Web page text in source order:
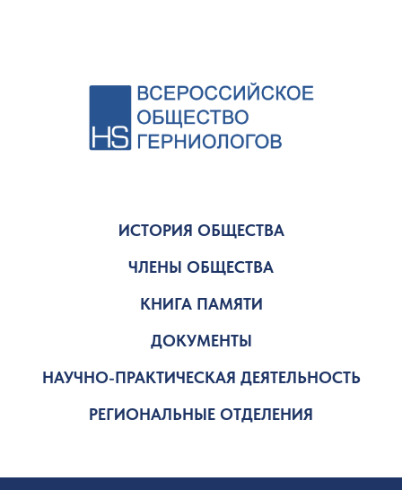
ИСТОРИЯ ОБЩЕСТВА
ЧЛЕНЫ ОБЩЕСТВА
КНИГА ПАМЯТИ
ДОКУМЕНТЫ
НАУЧНО-ПРАКТИЧЕСКАЯ ДЕЯТЕЛЬНОСТЬ
РЕГИОНАЛЬНЫЕ ОТДЕЛЕНИЯ